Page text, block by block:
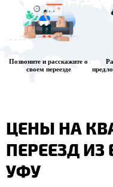
Позвоните и расскажите о
своем переезде
ЦЕНЫ НА
ПЕРЕЕЗД ИЗ
УФУ